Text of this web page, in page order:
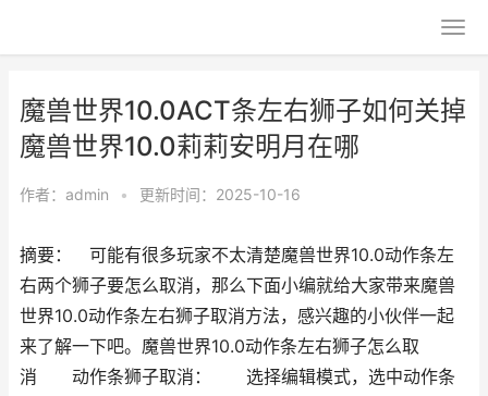
魔兽世界10.0ACT条左右狮子如何关掉
魔兽世界10.0莉莉安明月在哪
作者： admin • 更新时间：2025-10-16
摘要： 可能有很多玩家不太清楚魔兽世界10.0动作条左
右两个狮子要怎么取消，那么下面小编就给大家带来魔兽
世界10.0动作条左右狮子取消方法，感兴趣的小伙伴一起
来了解一下吧。魔兽世界10.0动作条左右狮子怎么取
消 动作条狮子取消： 选择编辑模式，选中动作条